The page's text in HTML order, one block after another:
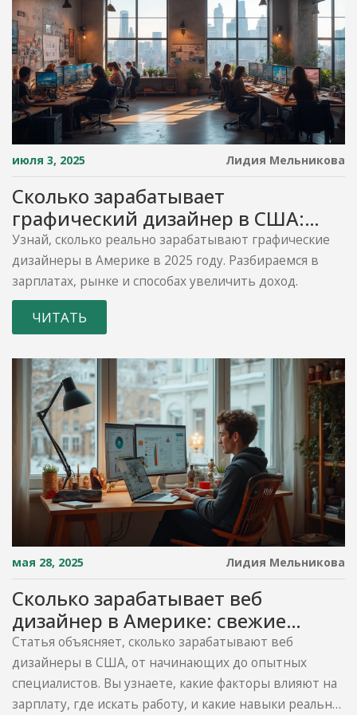
июля 3, 2025 Лидия Мельникова
Сколько зарабатывает
графический дизайнер в США:
подробный анализ зарплат и
рынка
Узнай, сколько реально зарабатывают графические
дизайнеры в Америке в 2025 году. Разбираемся в
зарплатах, рынке и способах увеличить доход.
ЧИТАТЬ
мая 28, 2025 Лидия Мельникова
Сколько зарабатывает веб
дизайнер в Америке: свежие
цифры и реальные советы
Статья объясняет, сколько зарабатывают веб
дизайнеры в США, от начинающих до опытных
специалистов. Вы узнаете, какие факторы влияют на
зарплату, где искать работу, и какие навыки реально